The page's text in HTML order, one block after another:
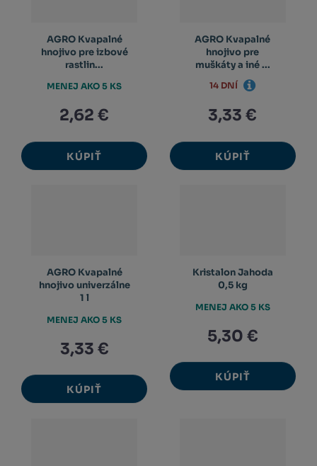
AGRO Kvapalné
hnojivo pre izbové
rastlin...
2,62 €
KÚPIŤ
MENEJ AKO 5 KS
AGRO Kvapalné
hnojivo pre
muškáty a iné ...
3,33 €
KÚPIŤ
14 DNÍ
AGRO Kvapalné
hnojivo univerzálne
1 l
3,33 €
KÚPIŤ
MENEJ AKO 5 KS
Kristalon Jahoda
0,5 kg
5,30 €
KÚPIŤ
MENEJ AKO 5 KS